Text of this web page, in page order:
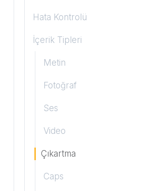
gönderimi
Hata Kontrolü
İçerik Tipleri
Metin
Fotoğraf
Ses
Video
Çıkartma
Caps